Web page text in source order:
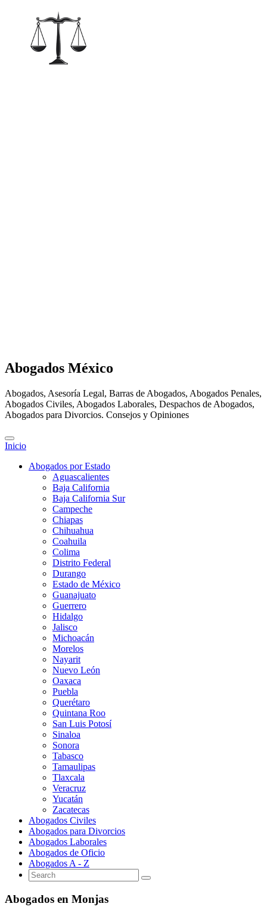
Abogados México
Abogados, Asesoría Legal, Barras de Abogados, Abogados Penales,
Abogados Civiles, Abogados Laborales, Despachos de Abogados,
Abogados para Divorcios. Consejos y Opiniones
Inicio
Abogados por Estado
Aguascalientes
Baja California
Baja California Sur
Campeche
Chiapas
Chihuahua
Coahuila
Colima
Distrito Federal
Durango
Estado de México
Guanajuato
Guerrero
Hidalgo
Jalisco
Michoacán
Morelos
Nayarit
Nuevo León
Oaxaca
Puebla
Querétaro
Quintana Roo
San Luis Potosí
Sinaloa
Sonora
Tabasco
Tamaulipas
Tlaxcala
Veracruz
Yucatán
Zacatecas
Abogados Civiles
Abogados para Divorcios
Abogados Laborales
Abogados de Oficio
Abogados A - Z
Abogados en Monjas